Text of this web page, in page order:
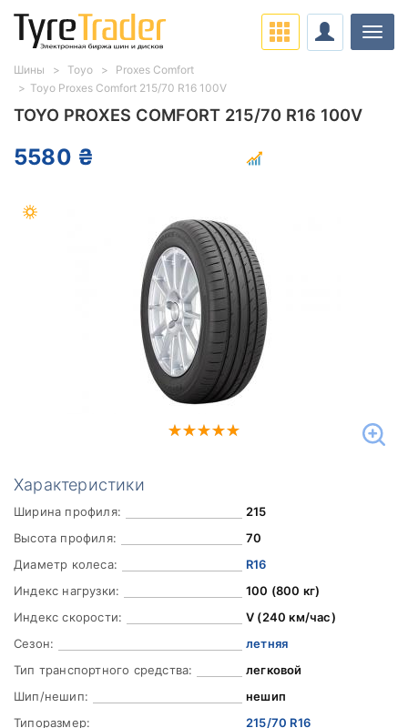
TOYO PROXES COMFORT 215/70 R16 100V
5580 ₴
Характеристики
Ширина профиля:
215
Высота профиля:
70
Диаметр колеса:
R16
Индекс нагрузки:
100 (800 кг)
Индекс скорости:
V (240 км/час)
Сезон:
летняя
Тип транспортного средства:
легковой
Шип/нешип:
нешип
Типоразмер:
215/70 R16
Шины Toyo
Proxes Comfort
Toyo Proxes Comfort 215/70 R16 100V